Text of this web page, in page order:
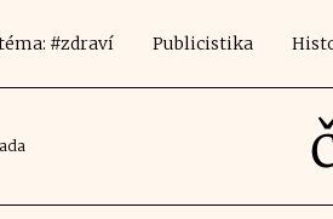
#zdraví Publicistika